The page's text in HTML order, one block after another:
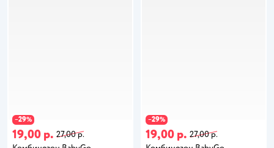
−29%
19,00 р. 27,00 р.
−29%
19,00 р. 27,00 р.